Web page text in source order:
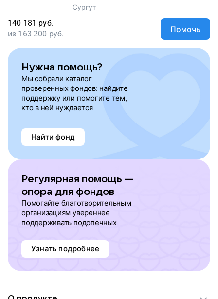
Сургут
140 181 руб.
из 163 200 руб. Помочь
Нужна помощь?
Мы собрали каталог
проверенных фондов: найдите
поддержку или помогите тем,
кто в ней нуждается
Найти фонд
Регулярная помощь —
опора для фондов
Помогайте благотворительным
организациям увереннее
поддерживать подопечных
Узнать подробнее